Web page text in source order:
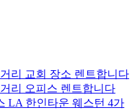
리 교회 장소 렌트합니다
리 오피스 렌트합니다
LA 한인타운 웨스턴 4가